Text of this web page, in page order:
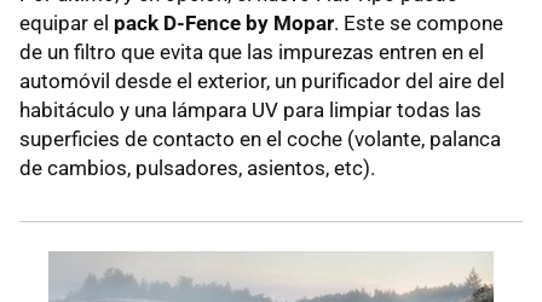
equipar el pack D-Fence by Mopar. Este se compone
de un filtro que evita que las impurezas entren en el
automóvil desde el exterior, un purificador del aire del
habitáculo y una lámpara UV para limpiar todas las
superficies de contacto en el coche (volante, palanca
de cambios, pulsadores, asientos, etc).